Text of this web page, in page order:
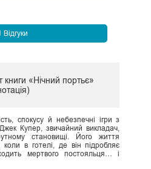
Відгуки
книги «Нічний портьє»
спокусу й небезпечні ігри з
Купер, звичайний викладач,
становищі. Його життя
в готелі, де він підробляє
мертвого постояльця… і